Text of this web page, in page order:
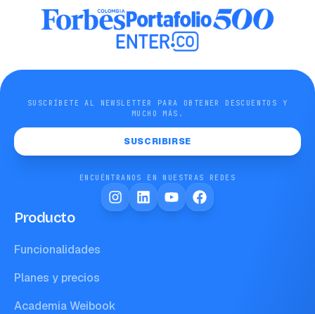
SUSCRÍBETE AL NEWSLETTER PARA OBTENER DESCUENTOS Y
MUCHO MÁS.
SUSCRIBIRSE
ENCUÉNTRANOS EN NUESTRAS REDES
Producto
Funcionalidades
Planes y precios
Academia Weibook